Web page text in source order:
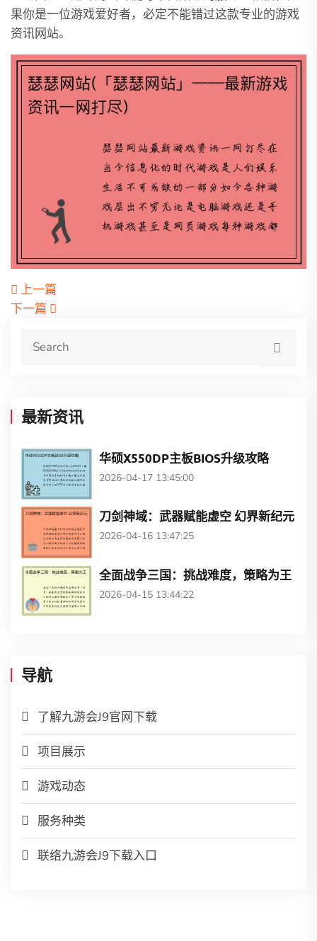
果你是一位游戏爱好者，必定不能错过这款专业的游戏
资讯网站。
上一篇
下一篇
最新资讯
华硕X550DP主板BIOS升级攻略
2026-04-17 13:45:00
刀剑神域：武器赋能虚空 幻界新纪元
2026-04-16 13:47:25
全面战争三国：挑战难度，策略为王
2026-04-15 13:44:22
导航
了解九游会J9官网下载
项目展示
游戏动态
服务种类
联络九游会J9下载入口